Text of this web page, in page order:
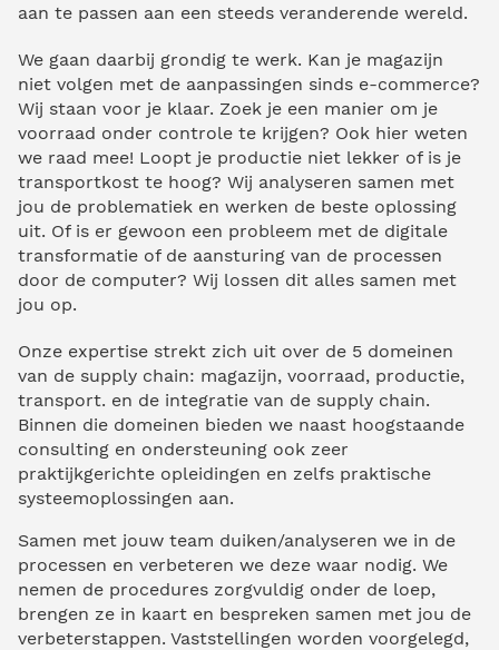
aan te passen aan een steeds veranderende wereld.
We gaan daarbij grondig te werk. Kan je magazijn
niet volgen met de aanpassingen sinds e-commerce?
Wij staan voor je klaar. Zoek je een manier om je
voorraad onder controle te krijgen? Ook hier weten
we raad mee! Loopt je productie niet lekker of is je
transportkost te hoog? Wij analyseren samen met
jou de problematiek en werken de beste oplossing
uit. Of is er gewoon een probleem met de digitale
transformatie of de aansturing van de processen
door de computer? Wij lossen dit alles samen met
jou op.
Onze expertise strekt zich uit over de 5 domeinen
van de supply chain: magazijn, voorraad, productie,
transport. en de integratie van de supply chain.
Binnen die domeinen bieden we naast hoogstaande
consulting en ondersteuning ook zeer
praktijkgerichte opleidingen en zelfs praktische
systeemoplossingen aan.
Samen met jouw team duiken/analyseren we in de
processen en verbeteren we deze waar nodig. We
nemen de procedures zorgvuldig onder de loep,
brengen ze in kaart en bespreken samen met jou de
verbeterstappen. Vaststellingen worden voorgelegd,